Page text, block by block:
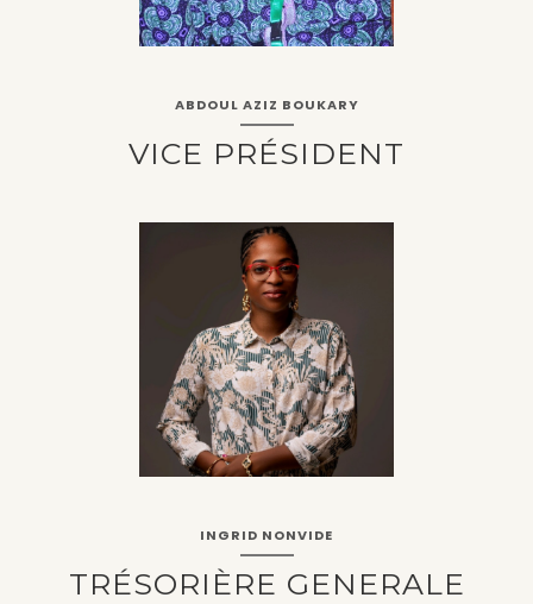
ABDOUL AZIZ BOUKARY
VICE PRÉSIDENT
INGRID NONVIDE
TRÉSORIÈRE GENERALE